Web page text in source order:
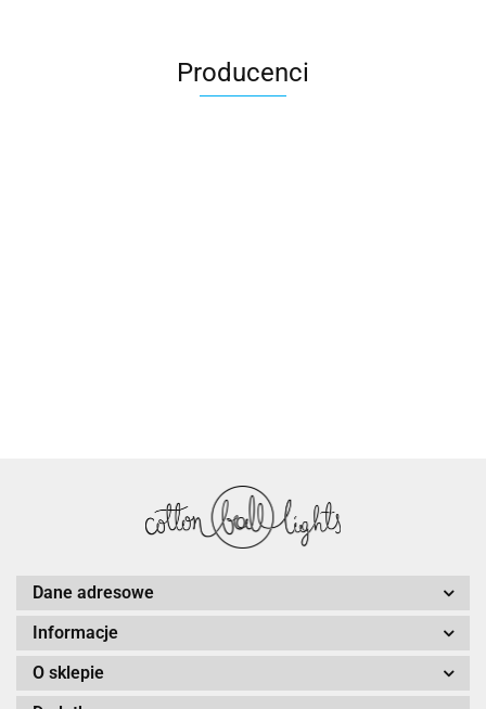
Producenci
Dane adresowe
Informacje
O sklepie